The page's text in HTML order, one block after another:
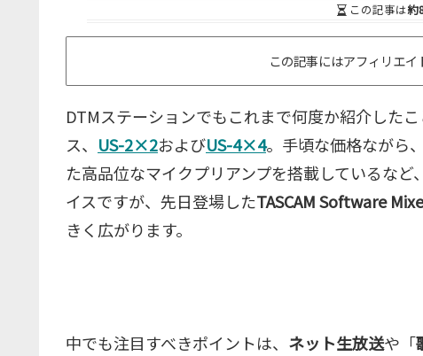
この記事は約
この記事にはアフィリエ
DTMステーションでもこれまで何度か紹介した
ス、 US-2×2およびUS-4×4。手頃な価格ながら
た高品位なマイクプリアンプを搭載しているな
イスですが、先日登場したTASCAM Software
きく広がります。
中でも注目すべきポイントは、 ネット生放送や「